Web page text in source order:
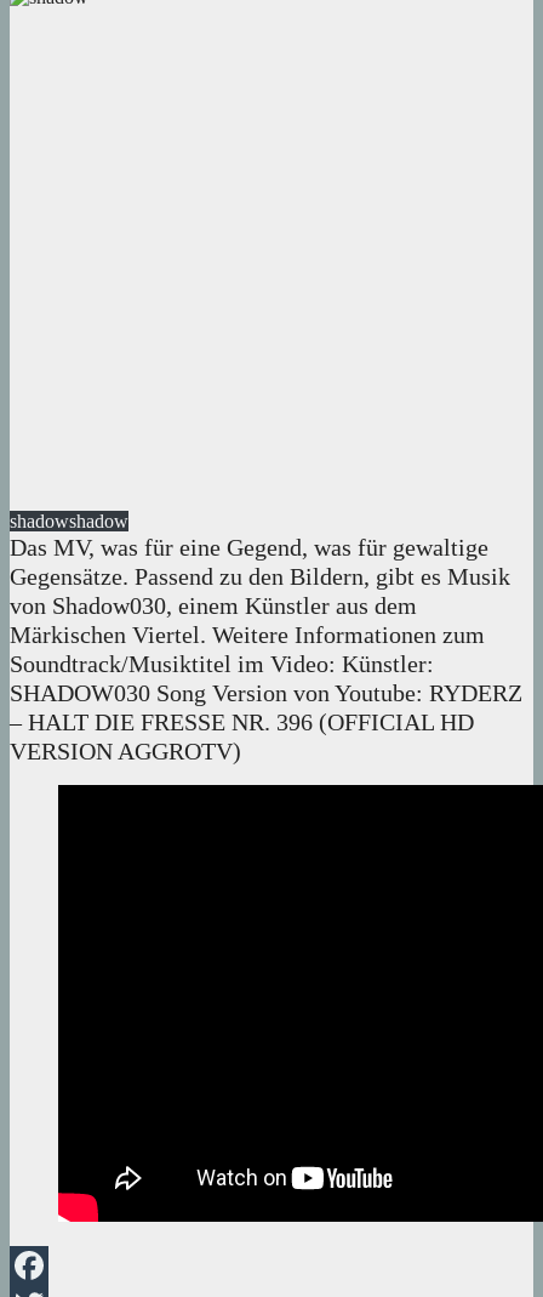
shadowshadow
Das MV, was für eine Gegend, was für gewaltige
Gegensätze. Passend zu den Bildern, gibt es Musik
von Shadow030, einem Künstler aus dem
Märkischen Viertel. Weitere Informationen zum
Soundtrack/Musiktitel im Video: Künstler:
SHADOW030 Song Version von Youtube: RYDERZ
– HALT DIE FRESSE NR. 396 (OFFICIAL HD
VERSION AGGROTV)